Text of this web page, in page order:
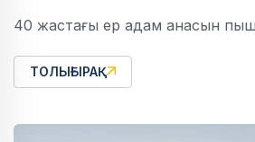
40 жастағы ер адам анасын
ТОЛЫҒЫРАҚ